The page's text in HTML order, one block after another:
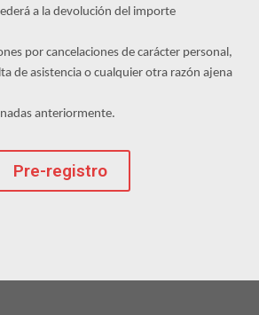
a la devolución del importe
por cancelaciones de carácter personal,
de asistencia o cualquier otra razón ajena
anteriormente.
Pre-registro